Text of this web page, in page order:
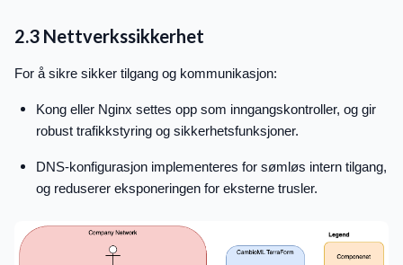
2.3 Nettverkssikkerhet
For å sikre sikker tilgang og kommunikasjon:
Kong eller Nginx settes opp som inngangskontroller, og gir
robust trafikkstyring og sikkerhetsfunksjoner.
DNS-konfigurasjon implementeres for sømløs intern tilgang,
og reduserer eksponeringen for eksterne trusler.